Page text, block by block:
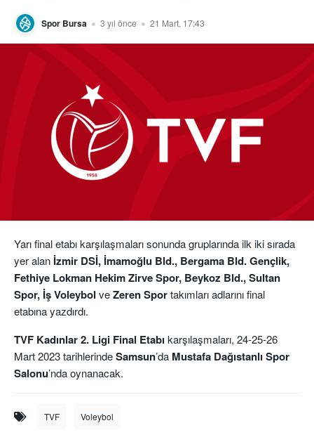
Spor Bursa 3 yıl önce 21 Mart, 17:43
Yarı final etabı karşılaşmaları sonunda gruplarında ilk iki sırada
yer alan İzmir DSİ, İmamoğlu Bld., Bergama Bld. Gençlik,
Fethiye Lokman Hekim Zirve Spor, Beykoz Bld., Sultan
Spor, İş Voleybol veZeren Sportakımları adlarını final
etabına yazdırdı.
TVF Kadınlar 2. Ligi Final Etabı karşılaşmaları, 24-25-26
Mart 2023 tarihlerindeSamsun’da Mustafa Dağıstanlı Spor
Salonu’nda oynanacak.
TVF Voleybol